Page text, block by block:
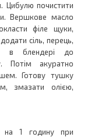
Цибулю почистити
Вершкове масло
філе щуки,
сіль, перець,
в блендері до
Потім акуратно
Готову тушку
змазати олією,
на 1 годину при